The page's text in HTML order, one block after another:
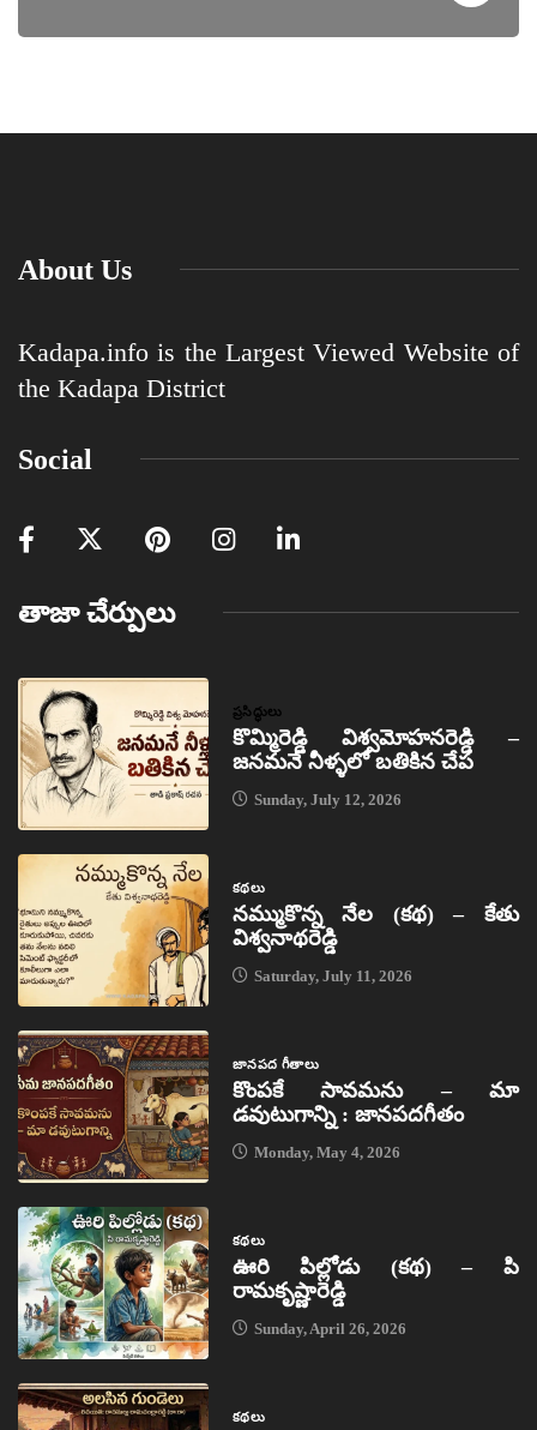
About Us
Kadapa.info is the Largest Viewed Website of
the Kadapa District
Social
తాజా చేర్పులు
ప్రసిద్ధులు
కొమ్మిరెడ్డి విశ్వమోహనరెడ్డి –
జనమనే నీళ్ళలో బతికిన చేప
Sunday, July 12, 2026
కథలు
నమ్ముకొన్న నేల (కథ) – కేతు
విశ్వనాథరెడ్డి
Saturday, July 11, 2026
జానపద గీతాలు
కొంపకే సావమను – మా
డవుటుగాన్ని : జానపదగీతం
Monday, May 4, 2026
కథలు
ఊరి పిల్లోడు (కథ) – పి
రామకృష్ణారెడ్డి
Sunday, April 26, 2026
కథలు